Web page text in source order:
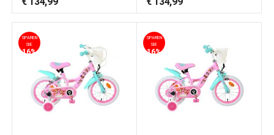
SPAREN
SIE
16%
SPAREN
SIE
16%